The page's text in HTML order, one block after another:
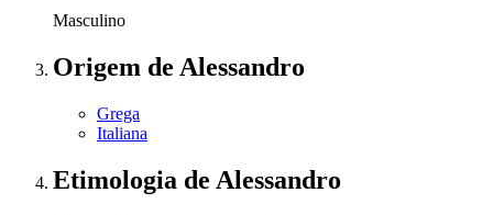
Masculino
Origem de Alessandro
Grega
Italiana
Etimologia de Alessandro